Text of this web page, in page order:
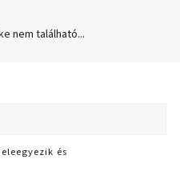
nem található...
és